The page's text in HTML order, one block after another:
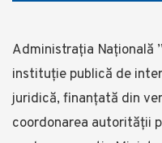
Administrația Națională
instituție publică de
juridică, finanţată din
coordonarea autorității